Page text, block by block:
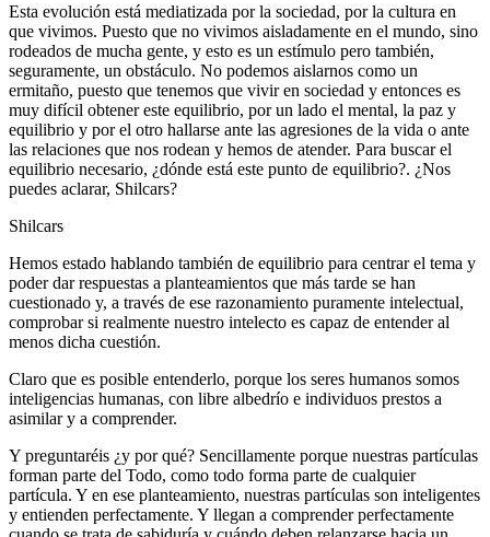
Esta evolución está mediatizada por la sociedad, por la cultura en
que vivimos. Puesto que no vivimos aisladamente en el mundo, sino
rodeados de mucha gente, y esto es un estímulo pero también,
seguramente, un obstáculo. No podemos aislarnos como un
ermitaño, puesto que tenemos que vivir en sociedad y entonces es
muy difícil obtener este equilibrio, por un lado el mental, la paz y
equilibrio y por el otro hallarse ante las agresiones de la vida o ante
las relaciones que nos rodean y hemos de atender. Para buscar el
equilibrio necesario, ¿dónde está este punto de equilibrio?. ¿Nos
puedes aclarar, Shilcars?
Shilcars
Hemos estado hablando también de equilibrio para centrar el tema y
poder dar respuestas a planteamientos que más tarde se han
cuestionado y, a través de ese razonamiento puramente intelectual,
comprobar si realmente nuestro intelecto es capaz de entender al
menos dicha cuestión.
Claro que es posible entenderlo, porque los seres humanos somos
inteligencias humanas, con libre albedrío e individuos prestos a
asimilar y a comprender.
Y preguntaréis ¿y por qué? Sencillamente porque nuestras partículas
forman parte del Todo, como todo forma parte de cualquier
partícula. Y en ese planteamiento, nuestras partículas son inteligentes
y entienden perfectamente. Y llegan a comprender perfectamente